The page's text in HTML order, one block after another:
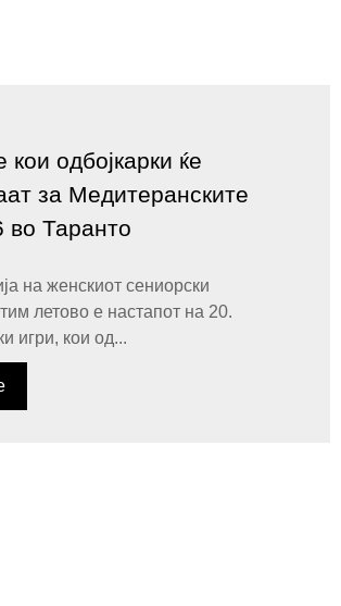
кои одбојкарки ќе
за Медитеранските
во Таранто
на женскиот сениорски
летово е настапот на 20.
игри, кои од...